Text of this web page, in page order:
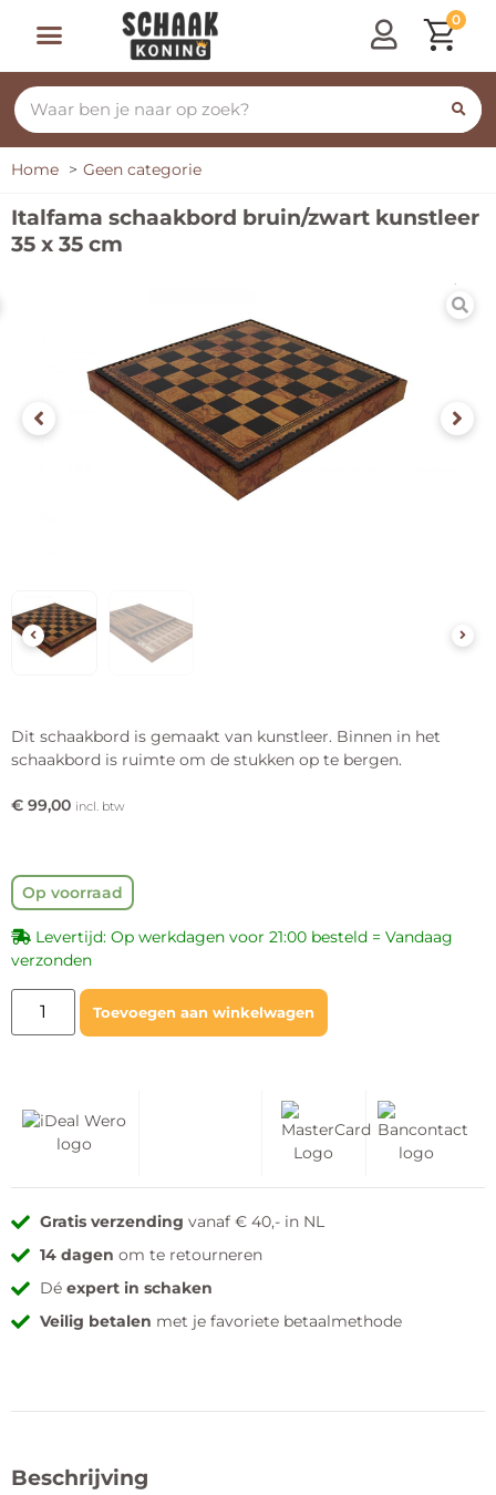
0
Home Geen categorie
Italfama schaakbord bruin/zwart kunstleer
35 x 35 cm
Dit schaakbord is gemaakt van kunstleer. Binnen in het
schaakbord is ruimte om de stukken op te bergen.
€ 99,00 incl. btw
Op voorraad
Levertijd: Op werkdagen voor 21:00 besteld = Vandaag
verzonden
Toevoegen aan winkelwagen
Gratis verzending vanaf € 40,- in NL
14 dagen om te retourneren
Déexpert in schaken
Veilig betalen met je favoriete betaalmethode
Beschrijving